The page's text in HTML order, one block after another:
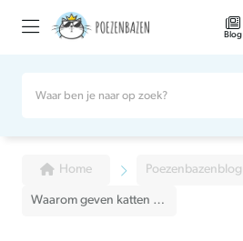
Blog
Home Poezenbazenblog
Waarom geven katten kopjes?